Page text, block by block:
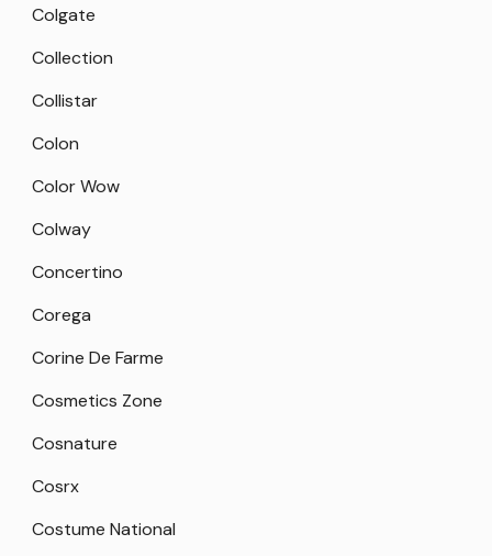
Colgate
Collection
Collistar
Colon
Color Wow
Colway
Concertino
Corega
Corine De Farme
Cosmetics Zone
Cosnature
Cosrx
Costume National